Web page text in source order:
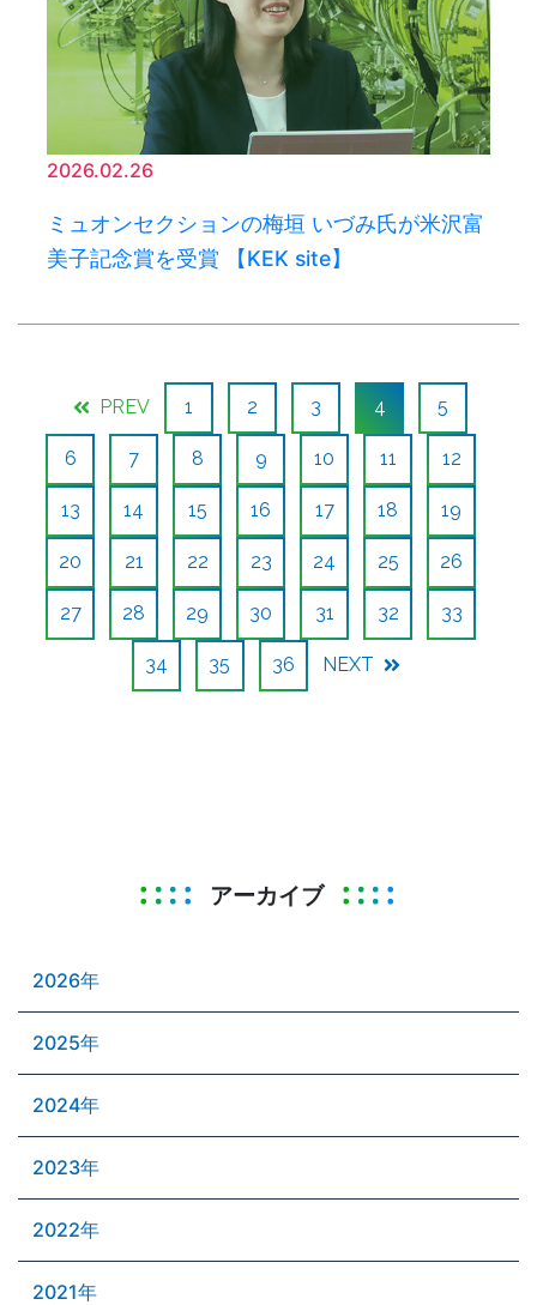
2026.02.26
ミュオンセクションの梅垣 いづみ氏が米沢富
美子記念賞を受賞 【KEK site】
PREV 1 2 3 4 5
6 7 8 9 10 11 12
13 14 15 16 17 18 19
20 21 22 23 24 25 26
27 28 29 30 31 32 33
34 35 36 NEXT
アーカイブ
2026年
2025年
2024年
2023年
2022年
2021年